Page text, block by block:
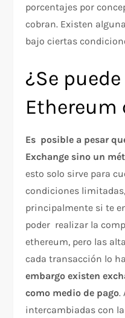
porcentajes por
cobran. Existen
bajo ciertas
¿Se
Ethereum
Es posible a pesar
Exchange sino un
esto solo sirve para
condiciones
principalmente si te
poder realizar la
ethereum, pero las
cada transacción lo
embargo existen
como medio de pago.
intercambiadas con